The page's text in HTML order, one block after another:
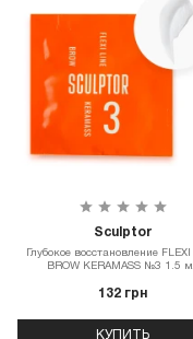
Sculptor
Глубокое восстановление
BROW KERAMASS №3 1.5
132 грн
КУПИТЬ